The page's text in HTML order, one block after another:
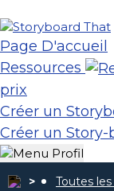
Page D'accueil
Ressources
prix
Créer un
Créer un Story-
Toutes